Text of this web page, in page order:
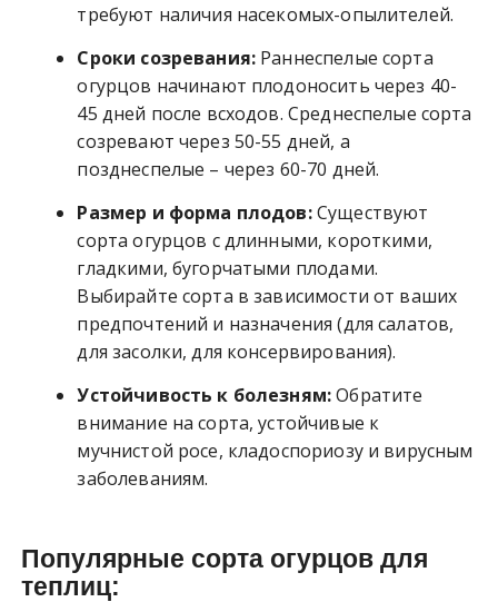
требуют наличия насекомых-опылителей.
Сроки созревания: Раннеспелые сорта
огурцов начинают плодоносить через 40-
45 дней после всходов. Среднеспелые сорта
созревают через 50-55 дней, а
позднеспелые – через 60-70 дней.
Размер и форма плодов:Существуют
сорта огурцов с длинными, короткими,
гладкими, бугорчатыми плодами.
Выбирайте сорта в зависимости от ваших
предпочтений и назначения (для салатов,
для засолки, для консервирования).
Устойчивость к болезням:Обратите
внимание на сорта, устойчивые к
мучнистой росе, кладоспориозу и вирусным
заболеваниям.
Популярные сорта огурцов для
теплиц: